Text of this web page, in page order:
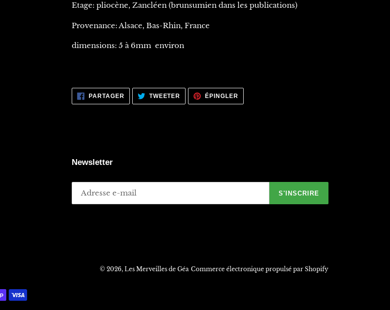
Etage: pliocène, Zancléen (brunsumien dans les publications)
Provenance: Alsace, Bas-Rhin, France
dimensions: 5 à 6mm environ
PARTAGER PARTAGER
SUR
FACEBOOK
TWEETER TWEETER
SUR
TWITTER
ÉPINGLER
PINTEREST
Newsletter
S'INSCRIRE
© 2026, Les Merveilles de Géa Commerce électronique propulsé par Shopify